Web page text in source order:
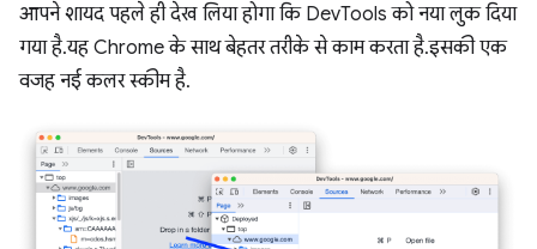
आपने शायद पहले ही देख लिया होगा कि DevTools को नया लुक दिया
गया है. यह Chrome के साथ बेहतर तरीके से काम करता है. इसकी एक
वजह नई कलर स्कीम है.